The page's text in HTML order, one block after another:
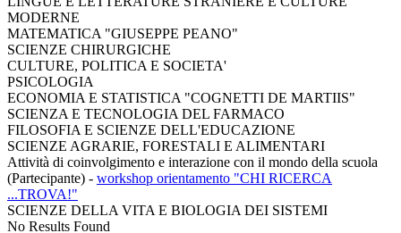
MODERNE
MATEMATICA "GIUSEPPE PEANO"
SCIENZE CHIRURGICHE
CULTURE, POLITICA E SOCIETA'
PSICOLOGIA
ECONOMIA E STATISTICA "COGNETTI DE MARTIIS"
SCIENZA E TECNOLOGIA DEL FARMACO
FILOSOFIA E SCIENZE DELL'EDUCAZIONE
SCIENZE AGRARIE, FORESTALI E ALIMENTARI
Attività di coinvolgimento e interazione con il mondo della scuola
(Partecipante) - workshop orientamento "CHI RICERCA
...TROVA!"
SCIENZE DELLA VITA E BIOLOGIA DEI SISTEMI
No Results Found